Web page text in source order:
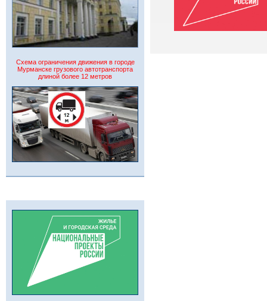
Схема ограничения движения в городе
Мурманске грузового автотранспорта
длиной более 12 метров